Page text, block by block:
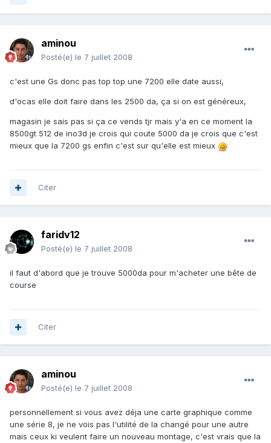
aminou
Posté(e) le 7 juillet 2008
c'est une Gs donc pas top top une 7200 elle date aussi,
d'ocas elle doit faire dans les 2500 da, ça si on est généreux,
magasin je sais pas si ça ce vends tjr mais y'a en ce moment la
8500gt 512 de ino3d je crois qui coute 5000 da je crois que c'est
mieux que la 7200 gs enfin c'est sur qu'elle est mieux
Citer
faridv12
Posté(e) le 7 juillet 2008
il faut d'abord que je trouve 5000da pour m'acheter une bête de
course
Citer
aminou
Posté(e) le 7 juillet 2008
personnellement si vous avez déja une carte graphique comme
une série 8, je ne vois pas l'utilité de la changé pour une autre
mais ceux ki veulent faire un nouveau montage, c'est vrais que la